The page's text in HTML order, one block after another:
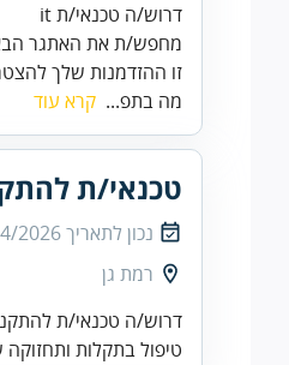
דרוש/ה טכנאי/ת it
מחפש/ת את האתגר הבא
זו ההזדמנות שלך
מה בתפ... קרא עוד
טכנאי/ת
נכון לתאריך2026
רמת גן
דרוש/ה טכנאי/ת
טיפול בתקלות